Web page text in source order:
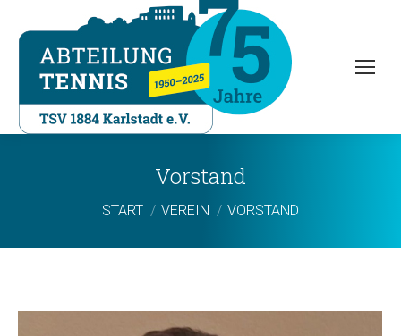
Vorstand
Sie befinden sich hier:
START VEREIN VORSTAND